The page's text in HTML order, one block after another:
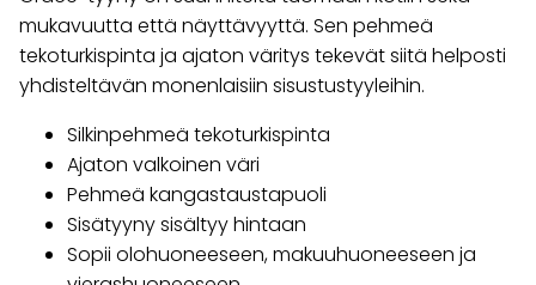
mukavuutta että näyttävyyttä. Sen pehmeä
tekoturkispinta ja ajaton väritys tekevät siitä helposti
yhdisteltävän monenlaisiin sisustustyyleihin.
Silkinpehmeä tekoturkispinta
Ajaton valkoinen väri
Pehmeä kangastaustapuoli
Sisätyyny sisältyy hintaan
Sopii olohuoneeseen, makuuhuoneeseen ja